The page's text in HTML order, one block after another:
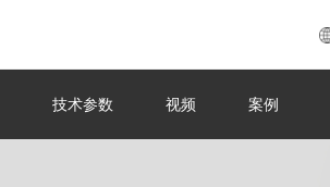
技术参数 视频 案例